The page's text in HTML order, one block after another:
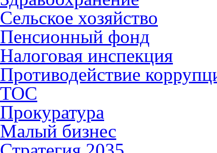
Сельское хозяйство
Пенсионный фонд
Налоговая инспекция
Противодействие
ТОС
Прокуратура
Малый бизнес